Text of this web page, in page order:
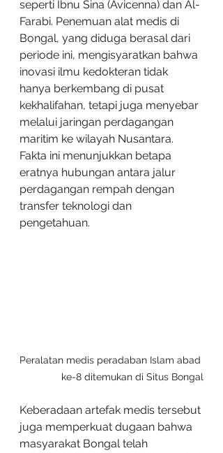
seperti Ibnu Sina (Avicenna) dan Al-
Farabi. Penemuan alat medis di
Bongal, yang diduga berasal dari
periode ini, mengisyaratkan bahwa
inovasi ilmu kedokteran tidak
hanya berkembang di pusat
kekhalifahan, tetapi juga menyebar
melalui jaringan perdagangan
maritim ke wilayah Nusantara.
Fakta ini menunjukkan betapa
eratnya hubungan antara jalur
perdagangan rempah dengan
transfer teknologi dan
pengetahuan.
Peralatan medis peradaban Islam abad
ke-8 ditemukan di Situs Bongal
Keberadaan artefak medis tersebut
juga memperkuat dugaan bahwa
masyarakat Bongal telah